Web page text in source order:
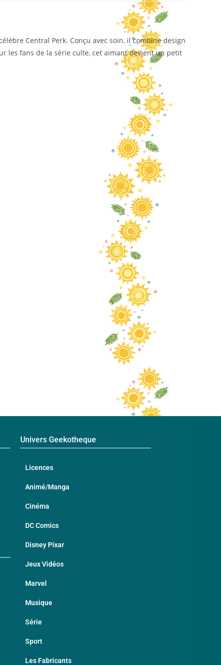
Central Perk. Conçu avec soin, il combine design
les fans de la série culte, cet aimant devient un petit
Univers Geekotheque
Licences
Animé/Manga
Cinéma
DC Comics
Disney Pixar
Jeux Vidéos
Marvel
Musique
Série
Sport
Les Fabricants